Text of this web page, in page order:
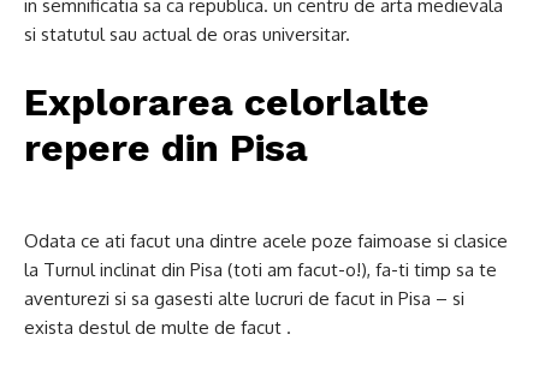
in semnificatia sa ca republica. un centru de arta medievala
si statutul sau actual de oras universitar.
Explorarea celorlalte
repere din Pisa
Odata ce ati facut una dintre acele poze faimoase si clasice
la Turnul inclinat din Pisa (toti am facut-o!), fa-ti timp sa te
aventurezi si sa gasesti alte lucruri de facut in Pisa – si
exista destul de multe de facut .